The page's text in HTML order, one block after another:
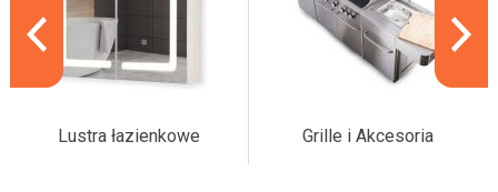
Lustra łazienkowe Grille i Akcesoria